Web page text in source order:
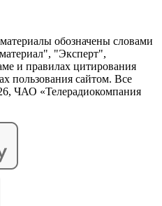
обозначены словами
"Эксперт",
и правилах цитирования
пользования сайтом. Все
, ЧАО «Телерадиокомпания